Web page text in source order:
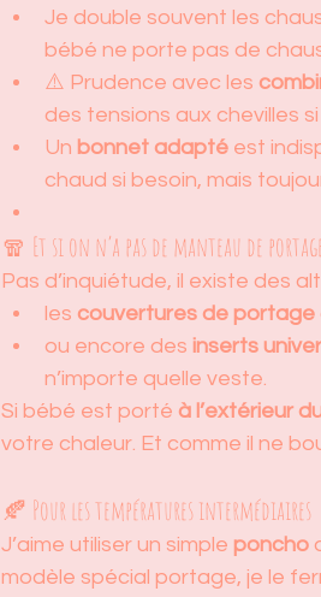
Je double souvent les
bébé ne porte pas de
⚠️ Prudence avec les
des tensions aux chevilles
Un bonnet adapté est
chaud si besoin, mais
🧣 Et si on n’a pas de manteau de
Pas d’inquiétude, il existe des
les couvertures de portage
ou encore des inserts
n’importe quelle veste.
Si bébé est porté à l’extérieur
votre chaleur. Et comme il ne
🍂 Pour les températures intermédiaires
J’aime utiliser un simple poncho
modèle spécial portage, je le